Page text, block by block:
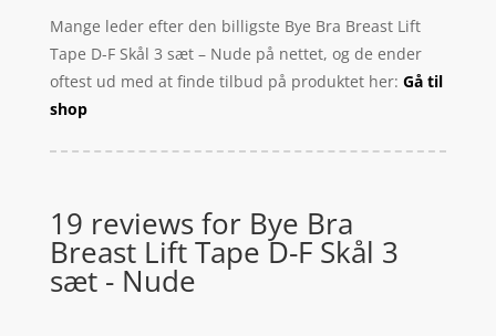
Mange leder efter den billigste Bye Bra Breast Lift
Tape D-F Skål 3 sæt – Nude på nettet, og de ender
oftest ud med at finde tilbud på produktet her: Gå til
shop
19 reviews for Bye Bra
Breast Lift Tape D-F Skål 3
sæt - Nude